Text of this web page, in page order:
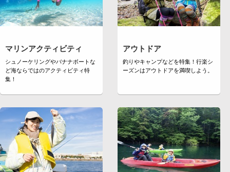
マリンアクティビティ
シュノーケリングやバナナボートな
ど海ならではのアクティビティ特
集！
アウトドア
釣りやキャンプなどを特集！行楽シ
ーズンはアウトドアを満喫しよう。